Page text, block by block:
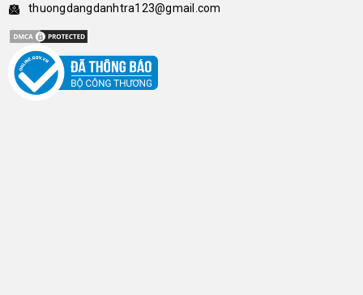
thuongdangdanhtra123@gmail.com